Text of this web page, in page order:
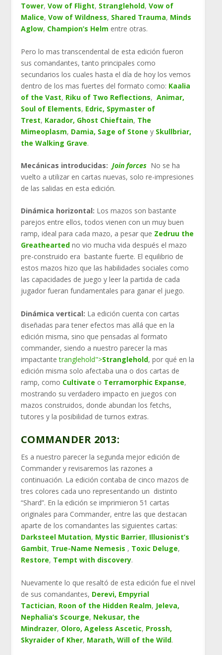
Tower, Vow of Flight, Stranglehold, Vow of
Malice, Vow of Wildness, Shared Trauma, Minds
Aglow, Champion’s Helm entre otras.
Pero lo mas transcendental de esta edición fueron
sus comandantes, tanto principales como
secundarios los cuales hasta el día de hoy los vemos
dentro de los mas fuertes del formato como: Kaalia
of the Vast, Riku of Two Reflections, Animar,
Soul of Elements, Edric, Spymaster of
Trest, Karador, Ghost Chieftain, The
Mimeoplasm, Damia, Sage of Stone y Skullbriar,
the Walking Grave.
Mecánicas introducidas: Join forces No se ha
vuelto a utilizar en cartas nuevas, solo re-impresiones
de las salidas en esta edición.
Dinámica horizontal: Los mazos son bastante
parejos entre ellos, todos vienen con un muy buen
ramp, ideal para cada mazo, a pesar que Zedruu the
Greatheartedno vio mucha vida después el mazo
pre-construido era bastante fuerte. El equilibrio de
estos mazos hizo que las habilidades sociales como
las capacidades de juego y leer la partida de cada
jugador fueran fundamentales para ganar el juego.
Dinámica vertical: La edición cuenta con cartas
diseñadas para tener efectos mas allá que en la
edición misma, sino que pensadas al formato
commander, siendo a nuestro parecer la mas
impactantetranglehold">Stranglehold, por qué en la
edición misma solo afectaba una o dos cartas de
ramp, como Cultivate o Terramorphic Expanse,
mostrando su verdadero impacto en juegos con
mazos construidos, donde abundan los fetchs,
tutores y la posibilidad de turnos extras.
COMMANDER 2013:
Es a nuestro parecer la segunda mejor edición de
Commander y revisaremos las razones a
continuación. La edición contaba de cinco mazos de
tres colores cada uno representando un distinto
“Shard”. En la edición se imprimieron 51 cartas
originales para Commander, entre las que destacan
aparte de los comandantes las siguientes cartas:
Darksteel Mutation, Mystic Barrier, Illusionist’s
Gambit, True-Name Nemesis , Toxic Deluge,
Restore, Tempt with discovery.
Nuevamente lo que resaltó de esta edición fue el nivel
de sus comandantes, Derevi, Empyrial
Tactician, Roon of the Hidden Realm, Jeleva,
Nephalia’s Scourge, Nekusar, the
Mindrazer, Oloro, Ageless Ascetic, Prossh,
Skyraider of Kher, Marath, Will of the Wild.